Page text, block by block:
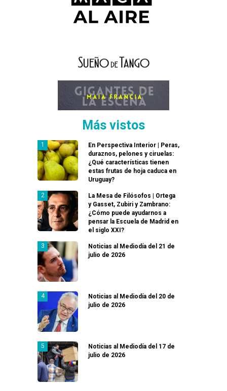
Más vistos
En Perspectiva Interior | Peras,
duraznos, pelones y ciruelas:
¿Qué características tienen
estas frutas de hoja caduca en
Uruguay?
La Mesa de Filósofos | Ortega
y Gasset, Zubiri y Zambrano:
¿Cómo puede ayudarnos a
pensar la Escuela de Madrid en
el siglo XXI?
Noticias al Mediodía del 21 de
julio de 2026
Noticias al Mediodía del 20 de
julio de 2026
Noticias al Mediodía del 17 de
julio de 2026